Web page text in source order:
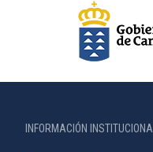
INFORMACIÓN INSTITUCIONAL